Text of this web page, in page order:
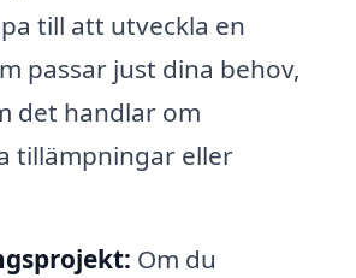
till att utveckla en
passar just dina behov,
det handlar om
tillämpningar eller
Om du